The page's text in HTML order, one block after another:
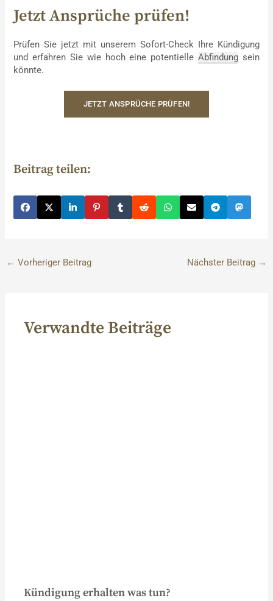
Jetzt Ansprüche prüfen!
Prüfen Sie jetzt mit unserem Sofort-Check Ihre Kündigung
und erfahren Sie wie hoch eine potentielle Abfindungsein
könnte.
JETZT ANSPRÜCHE PRÜFEN!
Beitrag teilen:
← Vorheriger Beitrag Nächster Beitrag →
Verwandte Beiträge
Kündigung erhalten was tun?